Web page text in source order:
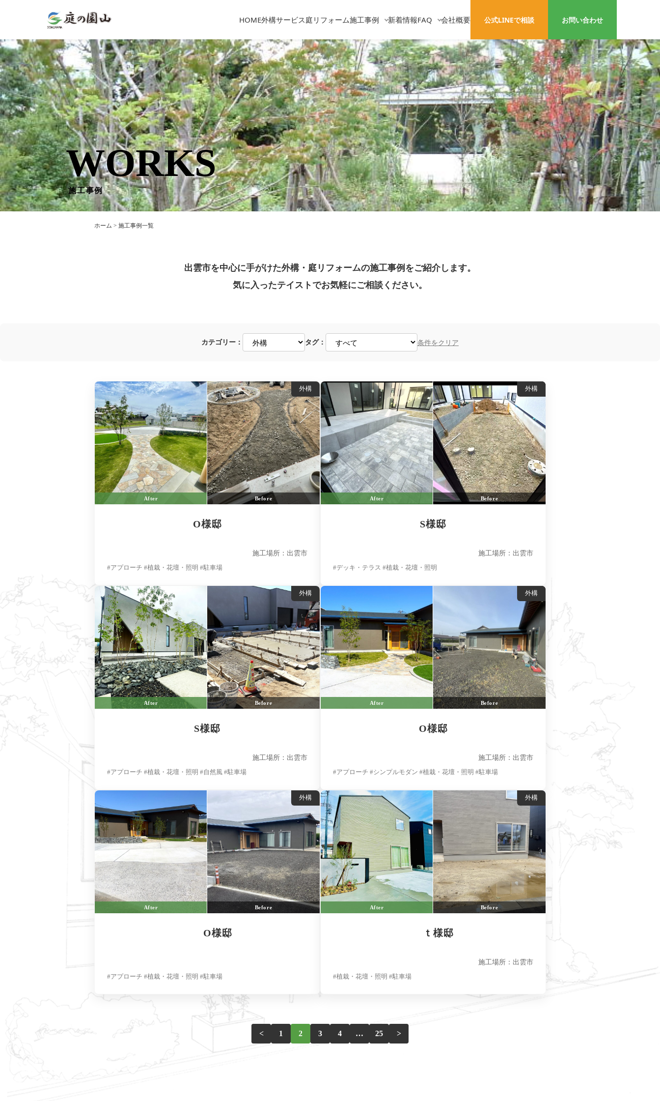
HOME外構サービス庭リフォーム施工事例 新着情報FAQ 会社概要 公式LINEで相談 お問い合わせ
WORKS
施工事例
ホーム > 施工事例一覧
出雲市を中心に手がけた外構・庭リフォームの施工事例をご紹介します。
気に入ったテイストでお気軽にご相談ください。
カテゴリー： タグ： 条件をクリア
After Before
外構
O様邸
施工場所：出雲市
#アプローチ #植栽・花壇・照明 #駐車場
After Before
外構
S様邸
施工場所：出雲市
#デッキ・テラス #植栽・花壇・照明
After Before
外構
S様邸
施工場所：出雲市
#アプローチ #植栽・花壇・照明 #自然風 #駐車場
After Before
外構
О様邸
施工場所：出雲市
#アプローチ #シンプルモダン #植栽・花壇・照明 #駐車場
After Before
外構
O様邸
#アプローチ #植栽・花壇・照明 #駐車場
After Before
外構
ｔ様邸
施工場所：出雲市
#植栽・花壇・照明 #駐車場
< 1 2 3 4 … 25 >